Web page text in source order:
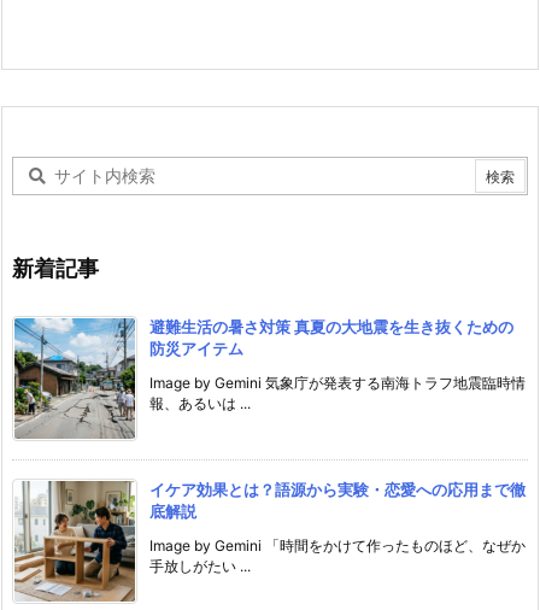
新着記事
避難生活の暑さ対策 真夏の大地震を生き抜くための
防災アイテム
Image by Gemini 気象庁が発表する南海トラフ地震臨時情
報、あるいは ...
イケア効果とは？語源から実験・恋愛への応用まで徹
底解説
Image by Gemini 「時間をかけて作ったものほど、なぜか
手放しがたい ...